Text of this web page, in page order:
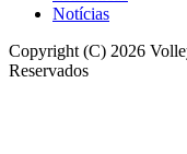
Notícias
Copyright (C) 2026
Reservados